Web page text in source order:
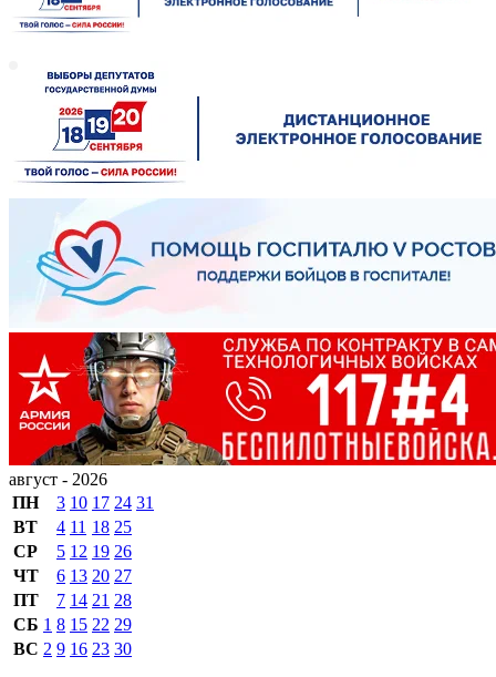
август - 2026
ПН
3 10 17 24 31
ВТ
4 11 18 25
СР
5 12 19 26
ЧТ
6 13 20 27
ПТ
7 14 21 28
СБ 1 8 15 22 29
ВС 2 9 16 23 30